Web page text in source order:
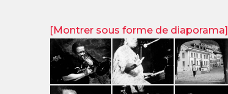
[Montrer sous forme de diaporama]